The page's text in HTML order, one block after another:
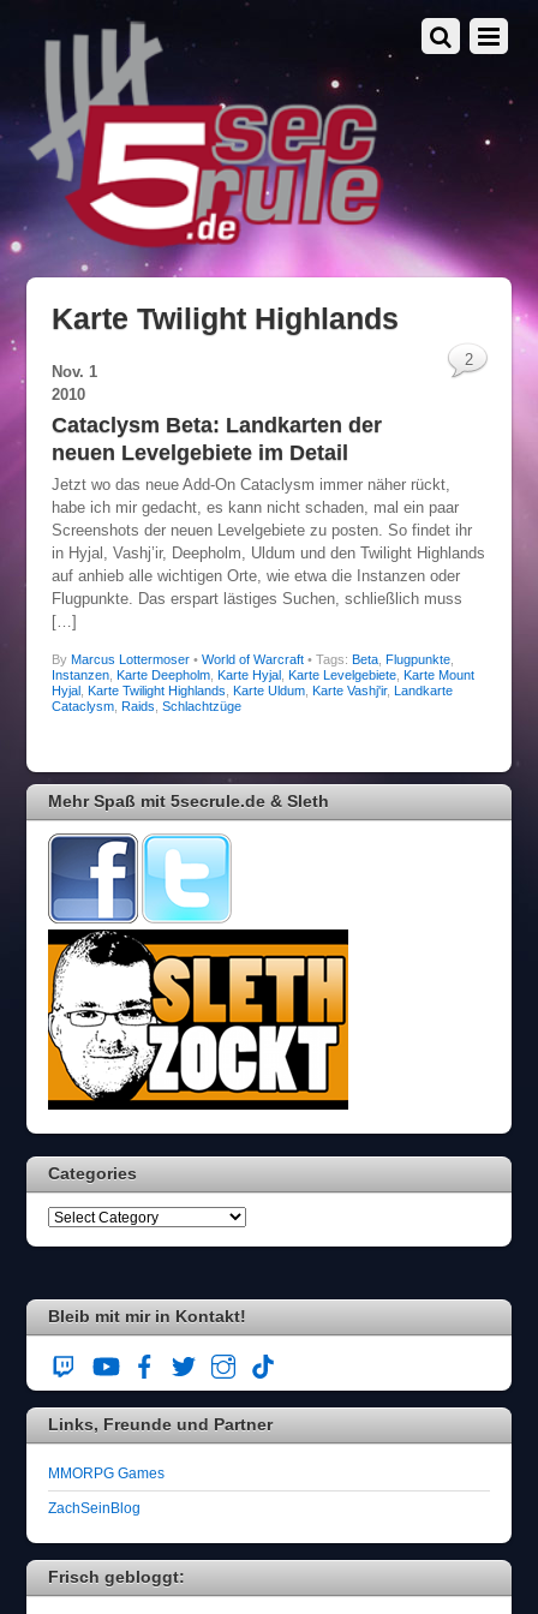
Karte Twilight Highlands
Nov. 1
2010
Cataclysm Beta: Landkarten der
neuen Levelgebiete im Detail
Jetzt wo das neue Add-On Cataclysm immer näher rückt,
habe ich mir gedacht, es kann nicht schaden, mal ein paar
Screenshots der neuen Levelgebiete zu posten. So findet ihr
in Hyjal, Vashj’ir, Deepholm, Uldum und den Twilight Highlands
auf anhieb alle wichtigen Orte, wie etwa die Instanzen oder
Flugpunkte. Das erspart lästiges Suchen, schließlich muss
[…]
By Marcus Lottermoser• World of Warcraft
2
• Tags: Beta, Flugpunkte,
Instanzen, Karte Deepholm, Karte Hyjal, Karte Levelgebiete, Karte Mount
Hyjal, Karte Twilight Highlands Karte Uldum, Karte Vashj'ir, Landkarte
Cataclysm, Raids Schlachtzüge
Mehr Spaß mit 5secrule.de & Sleth
Categories
Bleib mit mir in Kontakt!
Links, Freunde und Partner
MMORPG Games
ZachSeinBlog
Frisch gebloggt: